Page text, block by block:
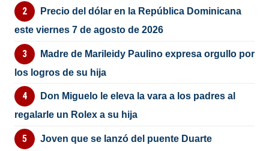
Precio del dólar en la República Dominicana
este viernes 7 de agosto de 2026
Madre de Marileidy Paulino expresa orgullo por
los logros de su hija
Don Miguelo le eleva la vara a los padres al
regalarle un Rolex a su hija
Joven que se lanzó del puente Duarte